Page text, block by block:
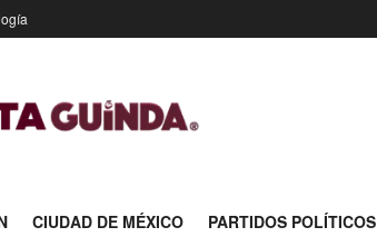
CIUDAD DE MÉXICO PARTIDOS POLÍTICOS